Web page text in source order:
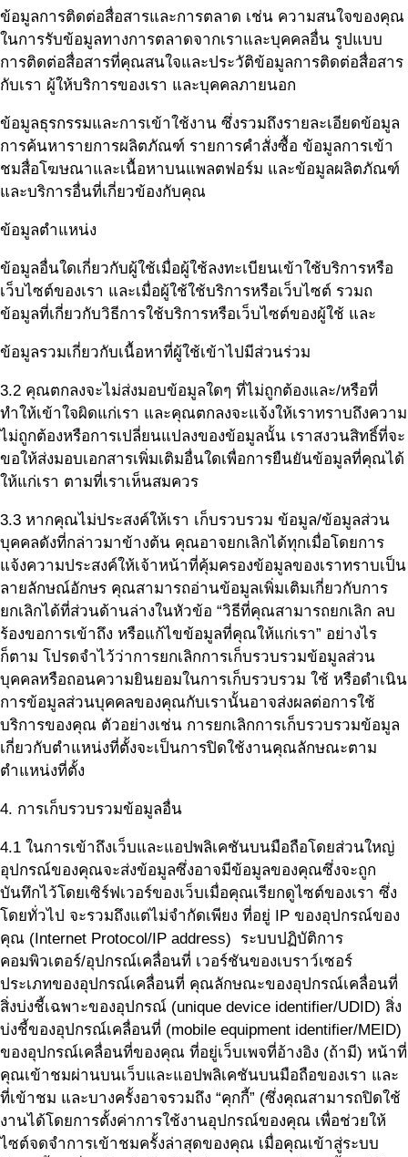
ข้อมูลการติดต่อสื่อสารและการตลาด เช่น ความสนใจของคุณ
ในการรับข้อมูลทางการตลาดจากเราและบุคคลอื่น รูปแบบ
การติดต่อสื่อสารที่คุณสนใจและประวัติข้อมูลการติดต่อสื่อสาร
กับเรา ผู้ให้บริการของเรา และบุคคลภายนอก
ข้อมูลธุรกรรมและการเข้าใช้งาน ซึ่งรวมถึงรายละเอียดข้อมูล
การค้นหารายการผลิตภัณฑ์ รายการคำสั่งซื้อ ข้อมูลการเข้า
ชมสื่อโฆษณาและเนื้อหาบนแพลตฟอร์ม และข้อมูลผลิตภัณฑ์
และบริการอื่นที่เกี่ยวข้องกับคุณ
ข้อมูลตำแหน่ง
ข้อมูลอื่นใดเกี่ยวกับผู้ใช้เมื่อผู้ใช้ลงทะเบียนเข้าใช้บริการหรือ
เว็บไซต์ของเรา และเมื่อผู้ใช้ใช้บริการหรือเว็บไซต์ รวมถ
ข้อมูลที่เกี่ยวกับวิธีการใช้บริการหรือเว็บไซต์ของผู้ใช้ และ
ข้อมูลรวมเกี่ยวกับเนื้อหาที่ผู้ใช้เข้าไปมีส่วนร่วม
3.2 คุณตกลงจะไม่ส่งมอบข้อมูลใดๆ ที่ไม่ถูกต้องและ/หรือที่
ทำให้เข้าใจผิดแก่เรา และคุณตกลงจะแจ้งให้เราทราบถึงความ
ไม่ถูกต้องหรือการเปลี่ยนแปลงของข้อมูลนั้น เราสงวนสิทธิ์ที่จะ
ขอให้ส่งมอบเอกสารเพิ่มเติมอื่นใดเพื่อการยืนยันข้อมูลที่คุณได้
ให้แก่เรา ตามที่เราเห็นสมควร
3.3 หากคุณไม่ประสงค์ให้เรา เก็บรวบรวม ข้อมูล/ข้อมูลส่วน
บุคคลดังที่กล่าวมาข้างต้น คุณอาจยกเลิกได้ทุกเมื่อโดยการ
แจ้งความประสงค์ให้เจ้าหน้าที่คุ้มครองข้อมูลของเราทราบเป็น
ลายลักษณ์อักษร คุณสามารถอ่านข้อมูลเพิ่มเติมเกี่ยวกับการ
ยกเลิกได้ที่ส่วนด้านล่างในหัวข้อ “วิธีที่คุณสามารถยกเลิก ลบ
ร้องขอการเข้าถึง หรือแก้ไขข้อมูลที่คุณให้แก่เรา” อย่างไร
ก็ตาม โปรดจำไว้ว่าการยกเลิกการเก็บรวบรวมข้อมูลส่วน
บุคคลหรือถอนความยินยอมในการเก็บรวบรวม ใช้ หรือดำเนิน
การข้อมูลส่วนบุคคลของคุณกับเรานั้นอาจส่งผลต่อการใช้
บริการของคุณ ตัวอย่างเช่น การยกเลิกการเก็บรวบรวมข้อมูล
เกี่ยวกับตำแหน่งที่ตั้งจะเป็นการปิดใช้งานคุณลักษณะตาม
ตำแหน่งที่ตั้ง
4. การเก็บรวบรวมข้อมูลอื่น
4.1 ในการเข้าถึงเว็บและแอปพลิเคชันบนมือถือโดยส่วนใหญ่
อุปกรณ์ของคุณจะส่งข้อมูลซึ่งอาจมีข้อมูลของคุณซึ่งจะถูก
บันทึกไว้โดยเซิร์ฟเวอร์ของเว็บเมื่อคุณเรียกดูไซต์ของเรา ซึ่ง
โดยทั่วไป จะรวมถึงแต่ไม่จำกัดเพียง ที่อยู่ IP ของอุปกรณ์ของ
คุณ (Internet Protocol/IP address) ระบบปฏิบัติการ
คอมพิวเตอร์/อุปกรณ์เคลื่อนที่ เวอร์ชันของเบราว์เซอร์
ประเภทของอุปกรณ์เคลื่อนที่ คุณลักษณะของอุปกรณ์เคลื่อนที่
สิ่งบ่งชี้เฉพาะของอุปกรณ์ (unique device identifier/UDID) สิ่ง
บ่งชี้ของอุปกรณ์เคลื่อนที่ (mobile equipment identifier/MEID)
ของอุปกรณ์เคลื่อนที่ของคุณ ที่อยู่เว็บเพจที่อ้างอิง (ถ้ามี) หน้าที่
คุณเข้าชมผ่านบนเว็บและแอปพลิเคชันบนมือถือของเรา และ
ที่เข้าชม และบางครั้งอาจรวมถึง “คุกกี้” (ซึ่งคุณสามารถปิดใช้
งานได้โดยการตั้งค่าการใช้งานอุปกรณ์ของคุณ เพื่อช่วยให้
ไซต์จดจำการเข้าชมครั้งล่าสุดของคุณ เมื่อคุณเข้าสู่ระบบ